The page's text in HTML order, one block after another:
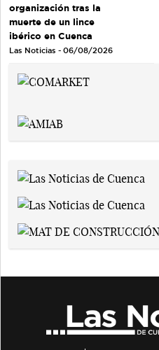
organización tras la
muerte de un lince
ibérico en Cuenca
Las Noticias - 06/08/2026